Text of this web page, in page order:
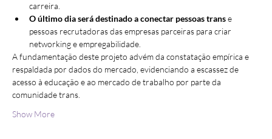
carreira.
O último dia será destinado a conectar pessoas trans e
pessoas recrutadoras das empresas parceiras para criar
networking e empregabilidade.
A fundamentação deste projeto advém da constatação empírica e
respaldada por dados do mercado, evidenciando a escassez de
acesso à educação e ao mercado de trabalho por parte da
comunidade trans.
Show More